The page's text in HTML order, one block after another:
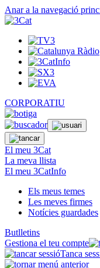
Anar a la navegació
CORPORATIU
El meu 3Cat
La meva llista
El meu 3CatInfo
Els meus temes
Les meves firmes
Notícies guardades
Butlletins
Gestiona el teu compte
Tanca